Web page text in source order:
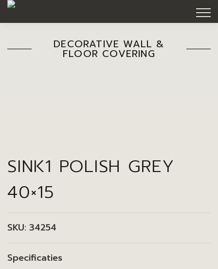
DECORATIVE WALL &
FLOOR COVERING
SINK1 POLISH GREY
40×15
SKU: 34254
Specificaties